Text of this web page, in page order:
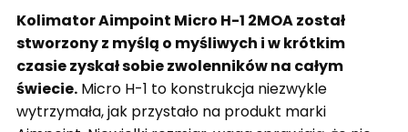
Kolimator Aimpoint Micro H-1 2MOA został
stworzony z myślą o myśliwych i w krótkim
czasie zyskał sobie zwolenników na całym
świecie. Micro H-1 to konstrukcja niezwykle
wytrzymała, jak przystało na produkt marki